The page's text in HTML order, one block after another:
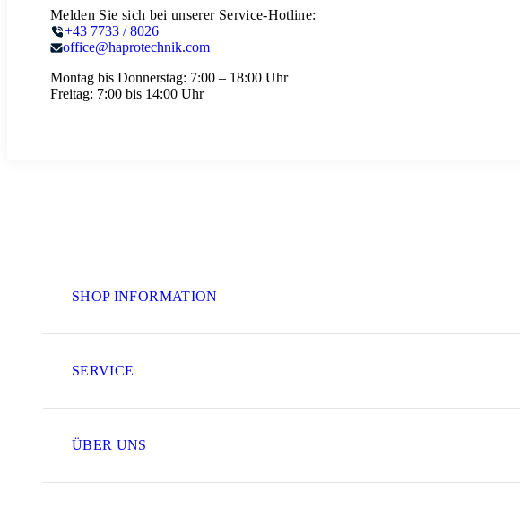
Melden Sie sich bei unserer Service-Hotline:
+43 7733 / 8026
office@haprotechnik.com
Montag bis Donnerstag: 7:00 – 18:00 Uhr
Freitag: 7:00 bis 14:00 Uhr
SHOP INFORMATION
SERVICE
ÜBER UNS